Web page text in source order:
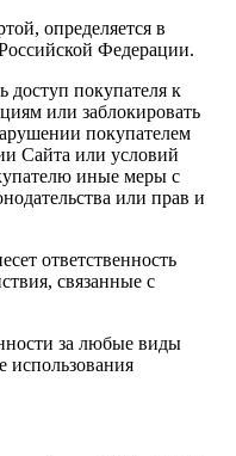
определяется в
Федерации.
доступ покупателя к
или заблокировать
покупателем
Сайта или условий
иные меры с
или прав и
ответственность
связанные с
за любые виды
использования